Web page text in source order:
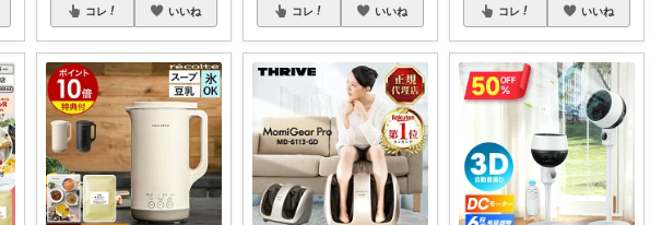
コレ いいね コレ いいね コレ いいね